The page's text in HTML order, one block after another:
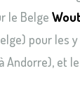
le Belge
pour les y
Andorre), et